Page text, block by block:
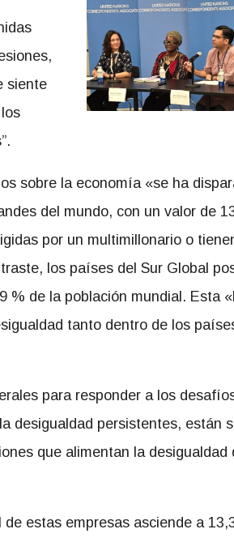
siente
sobre la economía «se ha
del mundo, con un valor de
por un multimillonario o
los países del Sur Global
% de la población mundial. Esta
tanto dentro de los
para responder a los
desigualdad persistentes, están
que alimentan la desigualdad
estas empresas asciende a